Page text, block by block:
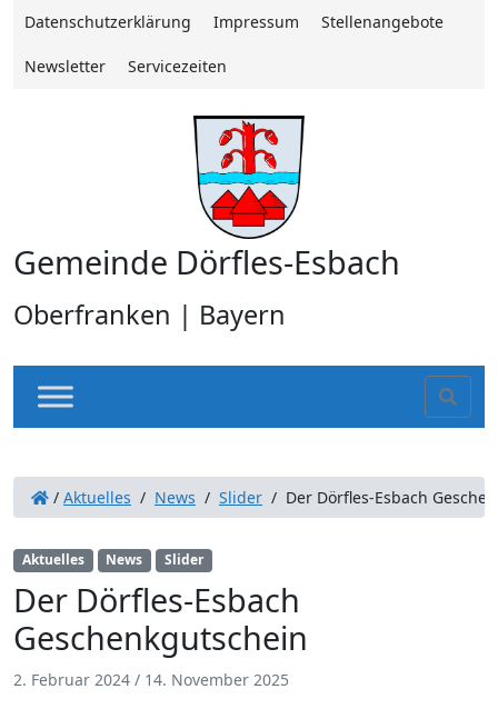
Datenschutzerklärung Impressum Stellenangebote
Newsletter Servicezeiten
Gemeinde Dörfles-Esbach
Oberfranken | Bayern
/ Aktuelles / News / Slider / Der Dörfles-Esbach
Aktuelles News Slider
Der Dörfles-Esbach
Geschenkgutschein
2. Februar 2024 / 14. November 2025